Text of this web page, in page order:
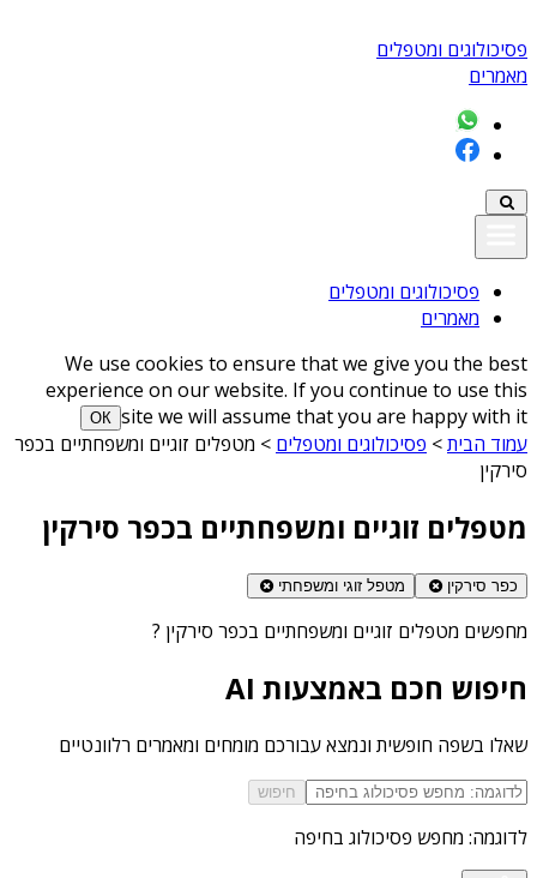
פסיכולוגים ומטפלים
מאמרים
פסיכולוגים ומטפלים
מאמרים
We use cookies to ensure that we give you the best
experience on our website. If you continue to use this
site we will assume that you are happy with it
ОК
עמוד הבית> פסיכולוגים ומטפלים > מטפלים זוגיים ומשפחתיים בכפר
סירקין
מטפלים זוגיים ומשפחתיים בכפר סירקין
כפר סירקין מטפל זוגי ומשפחתי
מחפשים מטפלים זוגיים ומשפחתיים בכפר סירקין ?
חיפוש חכם באמצעות AI
שאלו בשפה חופשית ונמצא עבורכם מומחים ומאמרים רלוונטיים
חיפוש
לדוגמה: מחפש פסיכולוג בחיפה